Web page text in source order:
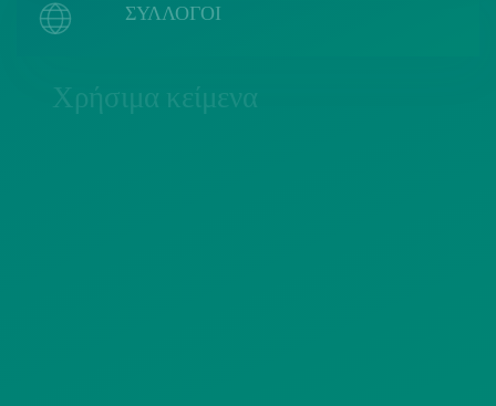
ΣΥΛΛΟΓΟΙ
Χρήσιμα κείμενα